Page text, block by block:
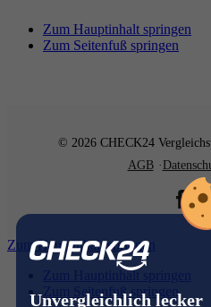
Unvergleichlich lecker
Zum Hauptinhalt springen
Zum Seitenfuß springen
© 2026 CHECK24
AGB
Zum Hauptinhalt springen
Zum Hauptinhalt springen
Zum Seitenfuß springen